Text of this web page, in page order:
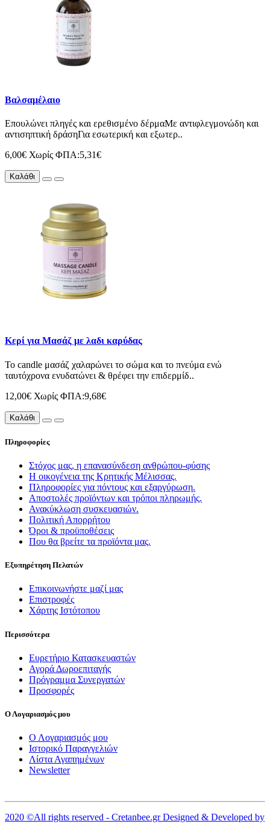
Βαλσαμέλαιο
Επουλώνει πληγές και ερεθισμένο δέρμαΜε αντιφλεγμονώδη και
αντισηπτική δράσηΓια εσωτερική και εξωτερ..
6,00€ Χωρίς ΦΠΑ:5,31€
Καλάθι
Κερί για Μασάζ με λαδι καρύδας
Το candle μασάζ χαλαρώνει το σώμα και το πνεύμα ενώ
ταυτόχρονα ενυδατώνει & θρέφει την επιδερμίδ..
12,00€ Χωρίς ΦΠΑ:9,68€
Καλάθι
Πληροφορίες
Στόχος μας, η επανασύνδεση ανθρώπου-φύσης
Η οικογένεια της Κρητικής Μέλισσας.
Πληροφορίες για πόντους και εξαργύρωση.
Αποστολές προϊόντων και τρόποι πληρωμής.
Ανακύκλωση συσκευασιών.
Πολιτική Απορρήτου
Όροι & προϋποθέσεις
Που θα βρείτε τα προϊόντα μας.
Εξυπηρέτηση Πελατών
Επικοινωνήστε μαζί μας
Επιστροφές
Χάρτης Ιστότοπου
Περισσότερα
Ευρετήριο Κατασκευαστών
Αγορά Δωροεπιταγής
Πρόγραμμα Συνεργατών
Προσφορές
Ο Λογαριασμός μου
Ο Λογαριασμός μου
Ιστορικό Παραγγελιών
Λίστα Αγαπημένων
Newsletter
2020 ©All rights reserved - Cretanbee.grDesigned & Developed by